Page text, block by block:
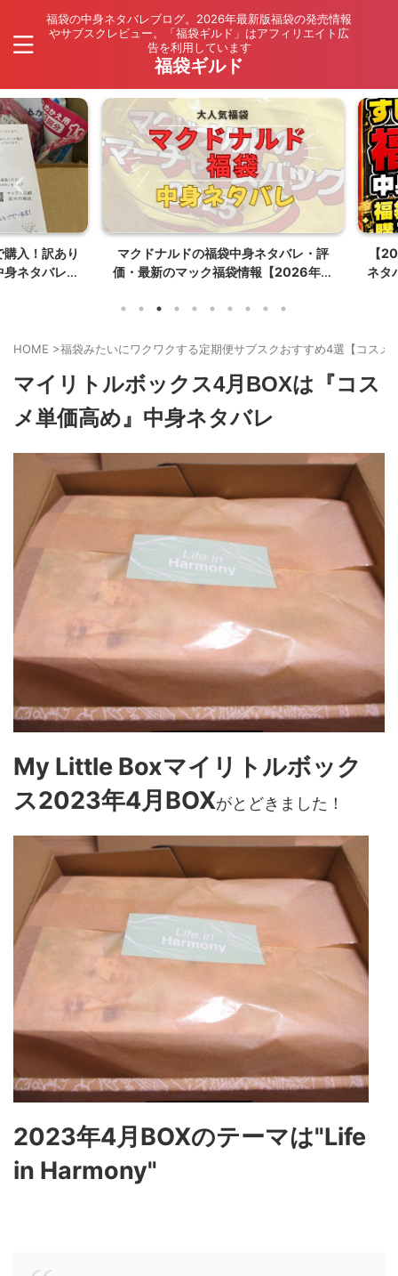
福袋の中身ネタバレブログ。2026年最新版福袋の発売情報
やサブスクレビュー。「福袋ギルド」はアフィリエイト広
告を利用しています
福袋ギルド
！訳あり
タバレ
マクドナルドの福袋中身ネタバレ・評
価・最新のマック福袋情報【2026年夏
【2026
ネタバ
HOME >福袋みたいにワクワクする定期便サブスクおすすめ4選【コスメ
マイリトルボックス4月BOXは『コス
メ単価高め』中身ネタバレ
My Little Boxマイリトルボック
ス2023年4月BOXがとどきました！
2023年4月BOXのテーマは"Life
in Harmony"